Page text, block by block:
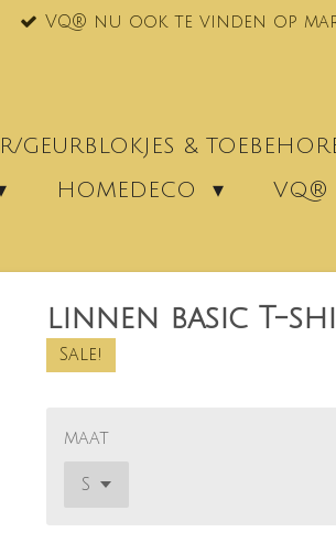
VQ® nu ook te vinden op
GEURBLOKJES &
HOMEDECO
VQ®
linnen basic T-
Sale!
maat